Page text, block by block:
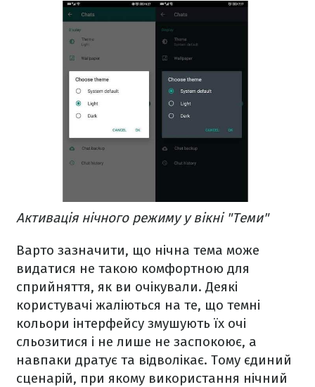
Активація нічного режиму у вікні "Теми"
Варто зазначити, що нічна тема може
видатися не такою комфортною для
сприйняття, як ви очікували. Деякі
користувачі жаліються на те, що темні
кольори інтерфейсу змушують їх очі
сльозитися і не лише не заспокоює, а
навпаки дратує та відволікає. Тому єдиний
сценарій, при якому використання нічний